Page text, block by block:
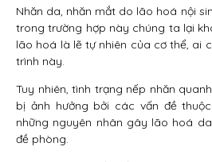
Nhăn da, nhăn mắt do lão hoá nội
trong trường hợp này chúng ta lại
lão hoá là lẽ tự nhiên của cơ thể, ai
trình này.
Tuy nhiên, tình trạng nếp nhăn
bị ảnh hưởng bởi các vấn đề
những nguyên nhân gây lão hoá
đề phòng.